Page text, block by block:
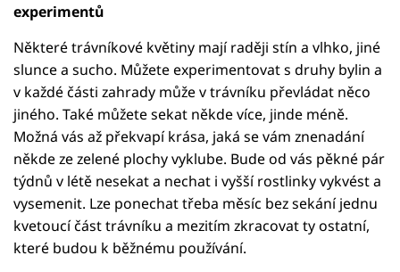
experimentů
Některé trávníkové květiny mají raději stín a vlhko, jiné
slunce a sucho. Můžete experimentovat s druhy bylin a
v každé části zahrady může v trávníku převládat něco
jiného. Také můžete sekat někde více, jinde méně.
Možná vás až překvapí krása, jaká se vám znenadání
někde ze zelené plochy vyklube. Bude od vás pěkné pár
týdnů v létě nesekat a nechat i vyšší rostlinky vykvést a
vysemenit. Lze ponechat třeba měsíc bez sekání jednu
kvetoucí část trávníku a mezitím zkracovat ty ostatní,
které budou k běžnému používání.